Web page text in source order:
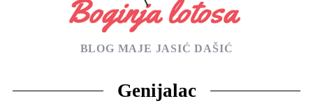
BLOG MAJE JASIĆ DAŠIĆ
Genijalac